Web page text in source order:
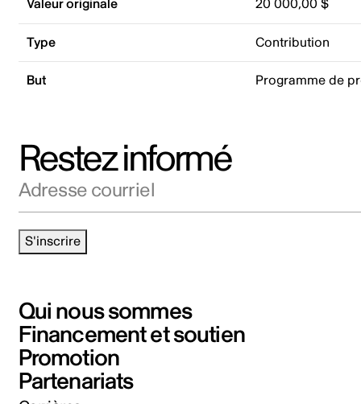
Valeur originale 20 000,00 $
Type Contribution
But Programme de
Restez informé
S'inscrire
Qui nous sommes
Financement et soutien
Promotion
Partenariats